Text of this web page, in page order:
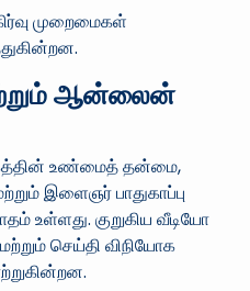
முறைமைகள்
ஆன்லைன்
உண்மைத் தன்மை,
இளைஞர் பாதுகாப்பு
உள்ளது. குறுகிய வீடியோ
செய்தி விநியோக